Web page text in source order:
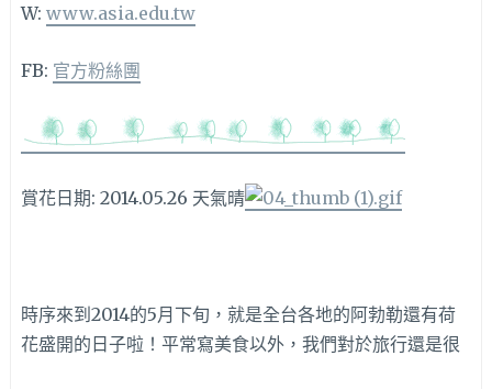
W: www.asia.edu.tw
FB: 官方粉絲團
賞花日期: 2014.05.26 天氣晴
時序來到2014的5月下旬，就是全台各地的阿勃勒還有荷
花盛開的日子啦！平常寫美食以外，我們對於旅行還是很